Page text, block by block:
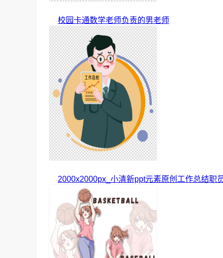
校园卡通数学老师负责的男老师
2000x2000px_小清新ppt元素原创工作总结职